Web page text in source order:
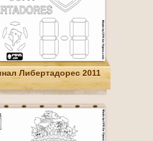
Либертадорес 2011